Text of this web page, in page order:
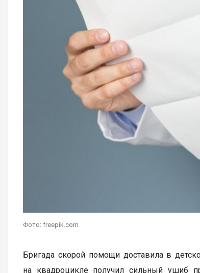
Фото: freepik.com
Бригада скорой помощи доставила в
на квадроцикле получил сильный ушиб